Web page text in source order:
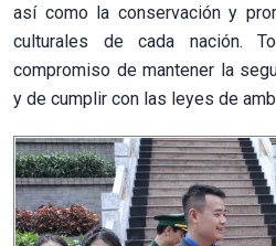
así como la conservación y
culturales de cada nación.
compromiso de mantener la
y de cumplir con las leyes de